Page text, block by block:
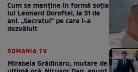
Cum se menţine în formă soţia
lui Leonard Doroftei, la 51 de
ani. „Secretul” pe care l-a
dezvăluit
ROMANIA TV
Mirabela Grădinaru, mutare de